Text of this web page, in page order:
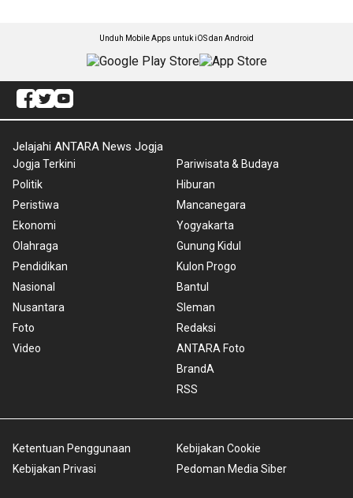
Unduh Mobile Apps untuk iOS dan Android
Jelajahi ANTARA News Jogja
Jogja Terkini
Politik
Peristiwa
Ekonomi
Olahraga
Pendidikan
Nasional
Nusantara
Foto
Video
Pariwisata & Budaya
Hiburan
Mancanegara
Yogyakarta
Gunung Kidul
Kulon Progo
Bantul
Sleman
Redaksi
ANTARA Foto
BrandA
RSS
Ketentuan Penggunaan
Kebijakan Privasi
Kebijakan Cookie
Pedoman Media Siber